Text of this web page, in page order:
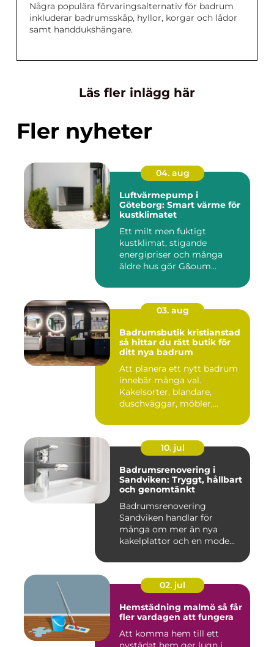
Några populära förvaringsalternativ för badrum
inkluderar badrumsskåp, hyllor, korgar och lådor
samt handdukshängare.
Läs fler inlägg här
Fler nyheter
04. aug
Luftvärmepump i
Göteborg: Smart värme för
kustklimatet
Ett milt men fuktigt
kustklimat, stigande
energipriser och många
äldre hus gör G&oum...
03. aug
Badrumsbutik kristianstad
så hittar du rätt butik för
ditt nya badrum
Att planera ett nytt badrum
innebär många val.
Kakelsorter, blandare,
duschväggar, möbler,
10. jul
Badrumsrenovering i
Sandviken: Tryggt, hållbart
och genomtänkt
Badrumsrenovering
Sandviken handlar för
många om mer än nya
kakelplattor och en mode...
02. jul
Hemstädning malmö så får
fler vardagen att fungera
Att komma hem till ett